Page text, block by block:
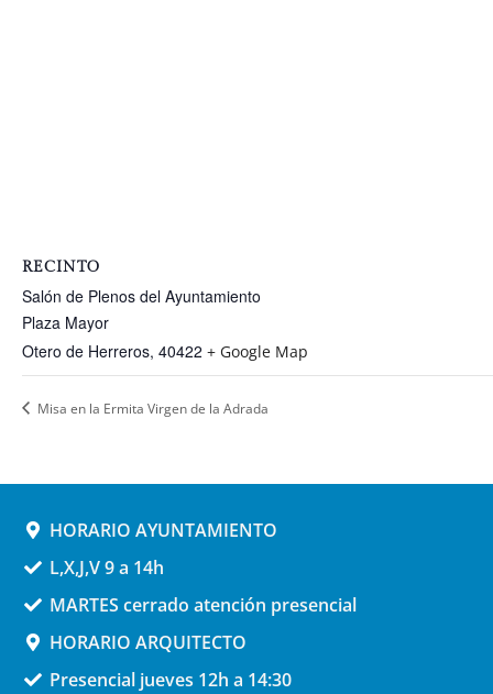
RECINTO
Salón de Plenos del Ayuntamiento
Plaza Mayor
Otero de Herreros, 40422 + Google Map
Misa en la Ermita Virgen de la Adrada
HORARIO AYUNTAMIENTO
L,X,J,V 9 a 14h
MARTES cerrado atención presencial
HORARIO ARQUITECTO
Presencial jueves 12h a 14:30